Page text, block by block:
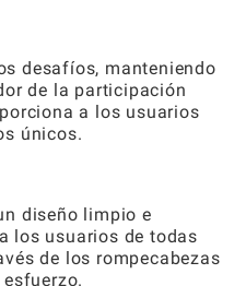
desafíos, manteniendo
de la participación
a los usuarios
únicos.
diseño limpio e
los usuarios de todas
de los rompecabezas